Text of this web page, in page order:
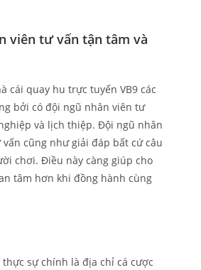
viên tư vấn tận tâm và
cái quay hu trực tuyến VB9 các
bởi có đội ngũ nhân viên tư
và lịch thiệp. Đội ngũ nhân
cũng như giải đáp bất cứ câu
chơi. Điều này càng giúp cho
tâm hơn khi đồng hành cùng
thực sự chính là địa chỉ cá cược